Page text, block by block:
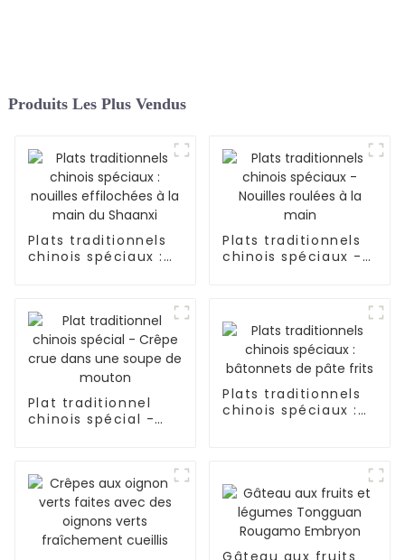
Produits Les Plus Vendus
Plats traditionnels
chinois spéciaux :
Plats traditionnels
chinois spéciaux -
Plat traditionnel
chinois spécial -
Plats traditionnels
chinois spéciaux :
Gâteau aux fruits